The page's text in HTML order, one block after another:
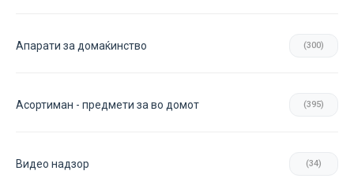
Апарати за домаќинство (300)
Асортиман - предмети за во домот (395)
Видео надзор (34)